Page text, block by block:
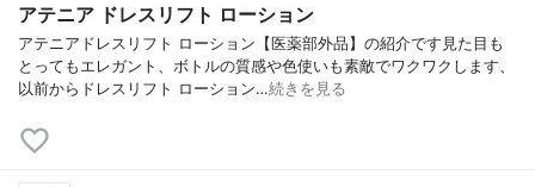
アテニア ドレスリフト ローション
アテニアドレスリフト ローション【医薬部外品】の紹介です見た目も
とってもエレガント、ボトルの質感や色使いも素敵でワクワクします、
以前からドレスリフト ローション…続きを見る